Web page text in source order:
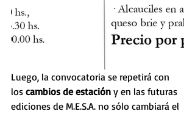
Luego, la convocatoria se repetirá con
los cambios de estación y en las futuras
ediciones de M.E.S.A. no sólo cambiará el